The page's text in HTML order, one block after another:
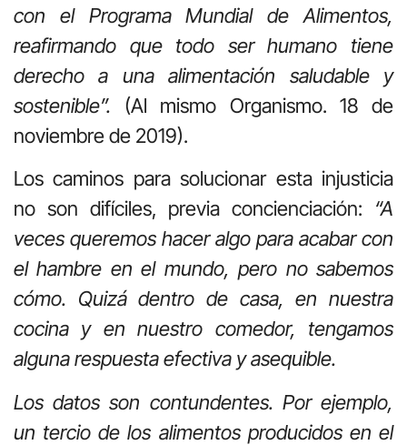
con el Programa Mundial de Alimentos,
reafirmando que todo ser humano tiene
derecho a una alimentación saludable y
sostenible”. (Al mismo Organismo. 18 de
noviembre de 2019).
Los caminos para solucionar esta injusticia
no son difíciles, previa concienciación: “A
veces queremos hacer algo para acabar con
el hambre en el mundo, pero no sabemos
cómo. Quizá dentro de casa, en nuestra
cocina y en nuestro comedor, tengamos
alguna respuesta efectiva y asequible.
Los datos son contundentes. Por ejemplo,
un tercio de los alimentos producidos en el